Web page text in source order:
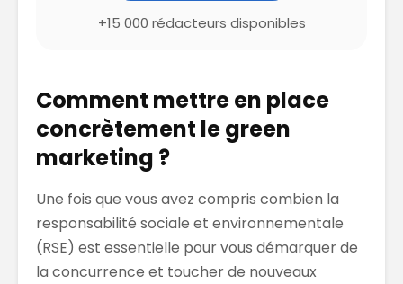
+15 000 rédacteurs disponibles
Comment mettre en place
concrètement le green
marketing ?
Une fois que vous avez compris combien la
responsabilité sociale et environnementale
(RSE) est essentielle pour vous démarquer de
la concurrence et toucher de nouveaux